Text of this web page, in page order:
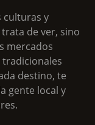
culturas y
de ver, sino
mercados
tradicionales
destino, te
gente local y